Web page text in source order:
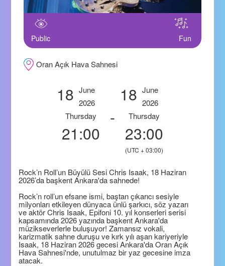
Public Fun
Oran Açık Hava Sahnesi
18 June
2026
Thursday
21:00
-
18 June
2026
Thursday
23:00
(UTC + 03:00)
Rock’n Roll’un Büyülü Sesi Chris Isaak, 18 Haziran
2026’da başkent Ankara'da sahnede!
Rock’n roll’un efsane ismi, baştan çıkarıcı sesiyle
milyonları etkileyen dünyaca ünlü şarkıcı, söz yazarı
ve aktör Chris Isaak, Epifoni 10. yıl konserleri serisi
kapsamında 2026 yazında başkent Ankara'da
müzikseverlerle buluşuyor! Zamansız vokali,
karizmatik sahne duruşu ve kırk yılı aşan kariyeriyle
Isaak, 18 Haziran 2026 gecesi Ankara'da Oran Açık
Hava Sahnesi'nde, unutulmaz bir yaz gecesine imza
atacak.